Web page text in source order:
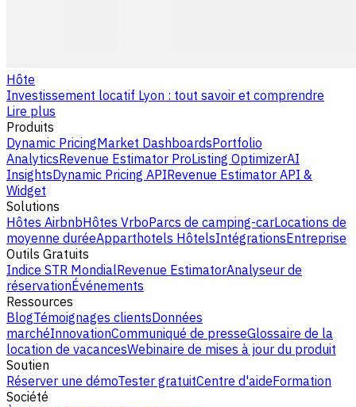
Hôte
Investissement locatif Lyon : tout savoir et comprendre
Lire plus
Produits
Dynamic PricingMarket DashboardsPortfolio
AnalyticsRevenue Estimator ProListing OptimizerAI
InsightsDynamic Pricing APIRevenue Estimator API &
Widget
Solutions
Hôtes AirbnbHôtes VrboParcs de camping-carLocations de
moyenne duréeApparthotels HôtelsIntégrationsEntreprise
Outils Gratuits
Indice STR MondialRevenue EstimatorAnalyseur de
réservationÉvénements
Ressources
BlogTémoignages clientsDonnées
marchéInnovationCommuniqué de presseGlossaire de la
location de vacancesWebinaire de mises à jour du produit
Soutien
Réserver une démoTester gratuitCentre d'aideFormation
Société